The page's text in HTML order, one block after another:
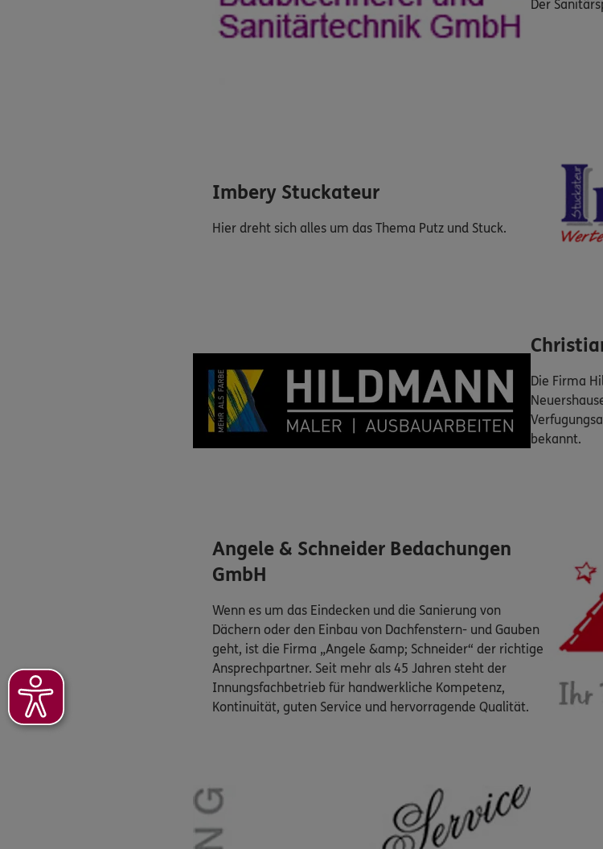
Der
Imbery Stuckateur
Hier dreht sich alles um das Thema Putz und Stuck.
Die Firma
bekannt.
Angele & Schneider Bedachungen
GmbH
Wenn es um das Eindecken und die Sanierung von
Dächern oder den Einbau von Dachfenstern- und Gauben
geht, ist die Firma „Angele &amp; Schneider“ der richtige
Ansprechpartner. Seit mehr als 45 Jahren steht der
Innungsfachbetrieb für handwerkliche Kompetenz,
Kontinuität, guten Service und hervorragende Qualität.